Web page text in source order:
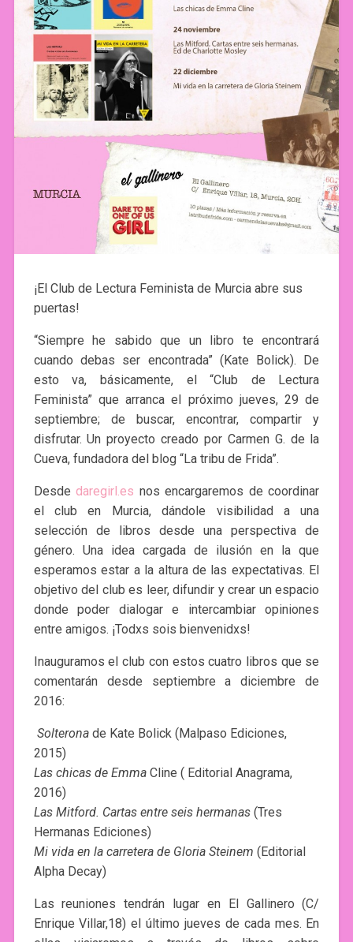
¡El Club de Lectura Feminista de Murcia abre sus
puertas!
“Siempre he sabido que un libro te encontrará
cuando debas ser encontrada” (Kate Bolick). De
esto va, básicamente, el “Club de Lectura
Feminista” que arranca el próximo jueves, 29 de
septiembre; de buscar, encontrar, compartir y
disfrutar. Un proyecto creado por Carmen G. de la
Cueva, fundadora del blog “La tribu de Frida”.
Desdedaregirl.es nos encargaremos de coordinar
el club en Murcia, dándole visibilidad a una
selección de libros desde una perspectiva de
género. Una idea cargada de ilusión en la que
esperamos estar a la altura de las expectativas. El
objetivo del club es leer, difundir y crear un espacio
donde poder dialogar e intercambiar opiniones
entre amigos. ¡Todxs sois bienvenidxs!
Inauguramos el club con estos cuatro libros que se
comentarán desde septiembre a diciembre de
2016:
Solteronade Kate Bolick (Malpaso Ediciones,
2015)
Las chicas de EmmaCline ( Editorial Anagrama,
2016)
Las Mitford. Cartas entre seis hermanas(Tres
Hermanas Ediciones)
Mi vida en la carretera de Gloria Steinem (Editorial
Alpha Decay)
Las reuniones tendrán lugar en El Gallinero (C/
Enrique Villar,18) el último jueves de cada mes. En